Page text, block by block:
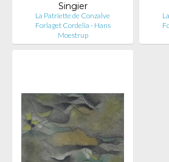
Singier
La Patriette de Conzalve
Forlaget Cordelia - Hans
Moestrup